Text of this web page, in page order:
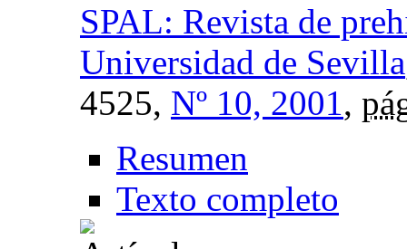
SPAL: Revista de
Universidad de Sevilla
4525, Nº 10, 2001,
Resumen
Texto completo